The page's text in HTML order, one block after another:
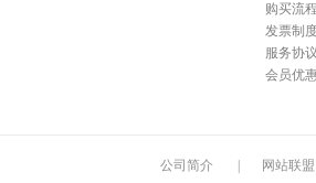
购买流程
发票制
服务协议
会员优
公司简介 网站联盟